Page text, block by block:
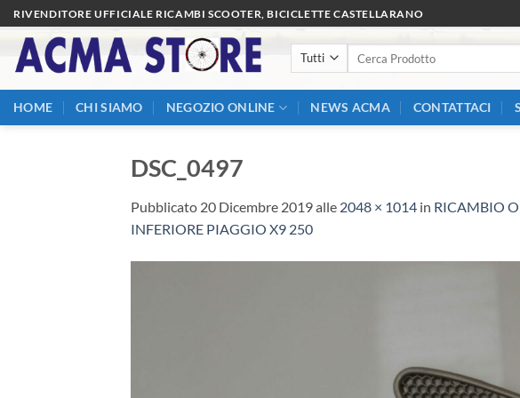
Salta
ai
contenuti
RIVENDITORE UFFICIALE RICAMBI SCOOTER, BICICLETTE CASTELLARANO
HOME CHI SIAMO NEGOZIO ONLINE NEWS ACMA CONTATTACI
DSC_0497
Pubblicato 20 Dicembre 2019alle 2048 × 1014 in RICAMBIO
INFERIORE PIAGGIO X9 250